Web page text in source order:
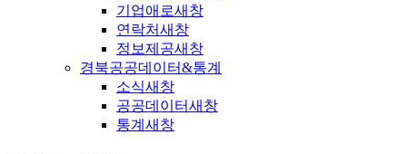
기업애로새창
연락처새창
정보제공새창
경북공공데이터&통계
소식새창
공공데이터새창
통계 새창